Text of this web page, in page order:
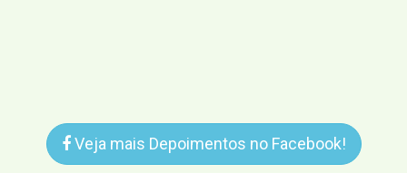
Veja mais Depoimentos no Facebook!